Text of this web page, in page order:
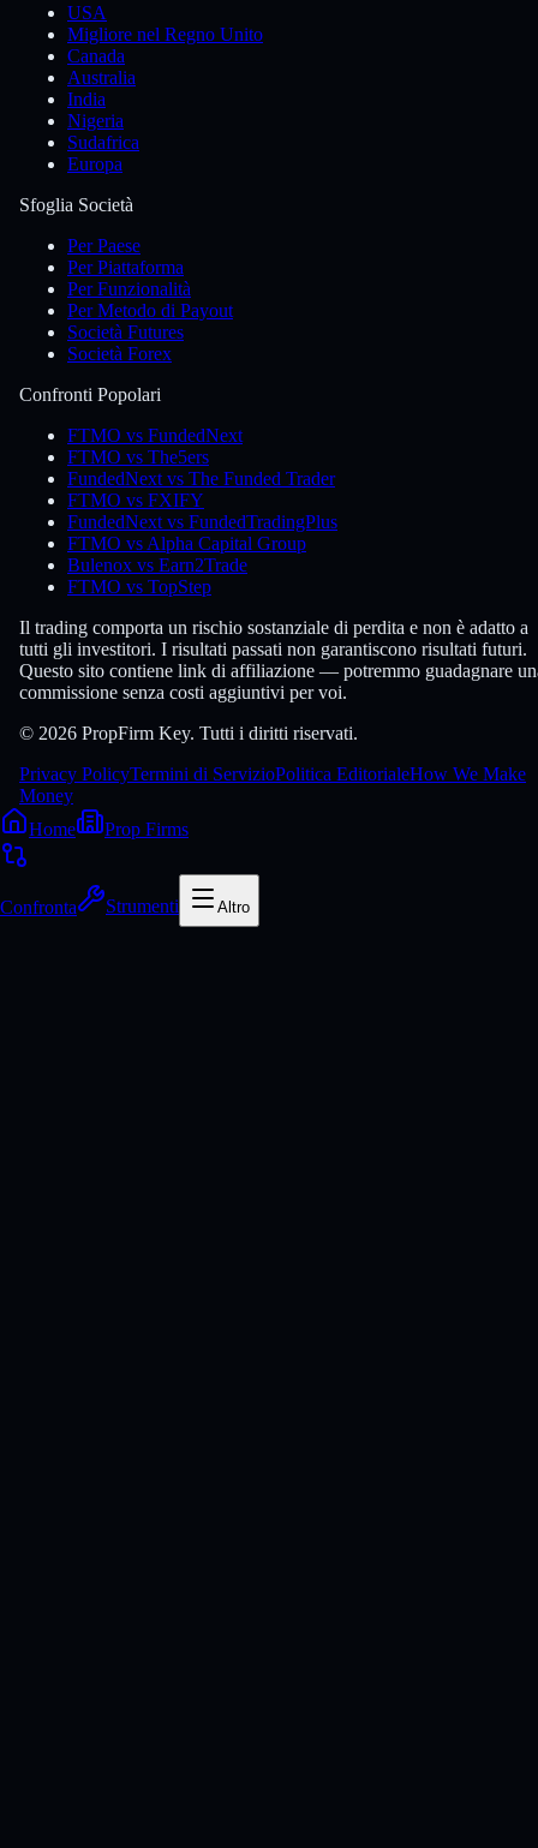
USA
Migliore nel Regno Unito
Canada
Australia
India
Nigeria
Sudafrica
Europa
Sfoglia Società
Per Paese
Per Piattaforma
Per Funzionalità
Per Metodo di Payout
Società Futures
Società Forex
Confronti Popolari
FTMO vs FundedNext
FTMO vs The5ers
FundedNext vs The Funded Trader
FTMO vs FXIFY
FundedNext vs FundedTradingPlus
FTMO vs Alpha Capital Group
Bulenox vs Earn2Trade
FTMO vs TopStep
Il trading comporta un rischio sostanziale di perdita e non è adatto a
tutti gli investitori. I risultati passati non garantiscono risultati futuri.
Questo sito contiene link di affiliazione — potremmo guadagnare
commissione senza costi aggiuntivi per voi.
© 2026 PropFirm Key. Tutti i diritti riservati.
Privacy PolicyTermini di ServizioPolitica EditorialeHow We Make
Money
Home
Prop Firms
Confronta Strumenti Altro